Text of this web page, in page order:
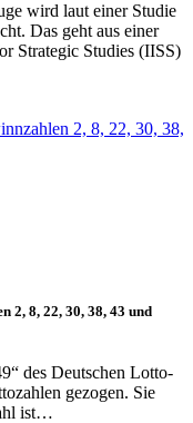
wird laut einer Studie
Das geht aus einer
Strategic Studies (IISS)
2, 8, 22, 30, 38, 43 und
des Deutschen Lotto-
gezogen. Sie
ist…